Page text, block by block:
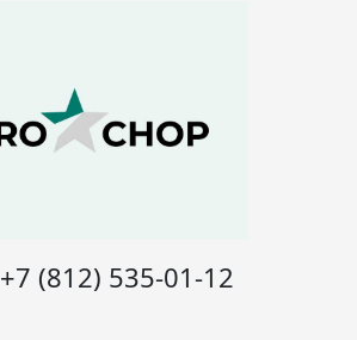
+7 (812) 535-01-12